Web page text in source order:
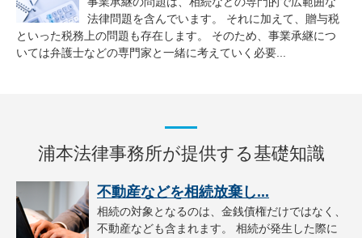
法律問題を含んでいます。 それに加えて、贈与税
といった税務上の問題も存在します。 そのため、事業承継につ
いては弁護士などの専門家と一緒に考えていく必要...
浦本法律事務所が提供する基礎知識
不動産などを相続放棄し...
相続の対象となるのは、金銭債権だけではなく、
不動産なども含まれます。 相続が発生した際に